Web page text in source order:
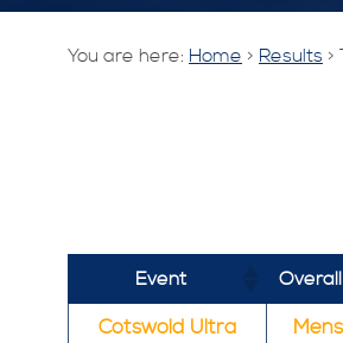
You are here: Home > Results >
Event
Cotswold Ultra